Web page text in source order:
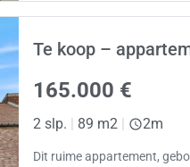
Te koop –
165.000 €
2 slp. | 89 m2 | 2m
Dit ruime appartement,